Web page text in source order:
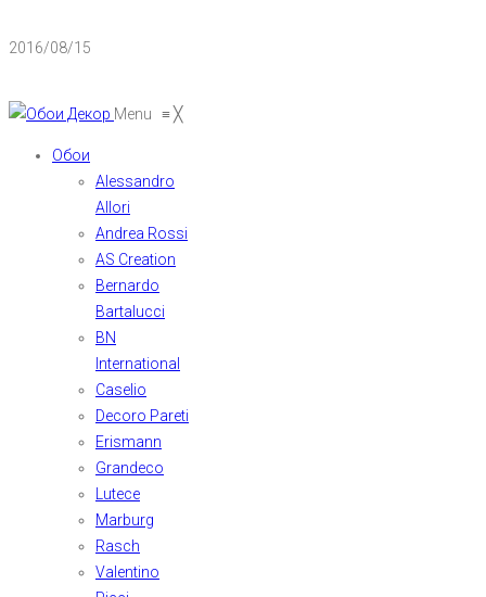
2016/08/15
Menu ≡╳
Обои
Alessandro
Allori
Andrea Rossi
AS Creation
Bernardo
Bartalucci
BN
International
Caselio
Decoro Pareti
Erismann
Grandeco
Lutece
Marburg
Rasch
Valentino